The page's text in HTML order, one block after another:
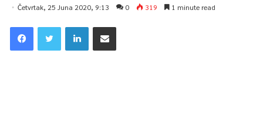
Četvrtak, 25 Juna 2020, 9:13 0 319 1 minute read